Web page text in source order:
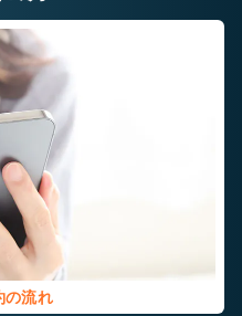
の流れ